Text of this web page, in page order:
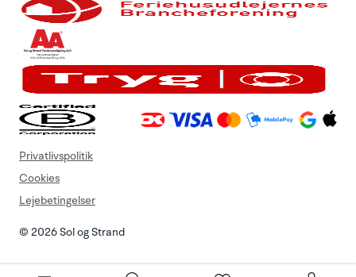
© 2026 Sol og Strand
Privatlivspolitik
Cookies
Lejebetingelser